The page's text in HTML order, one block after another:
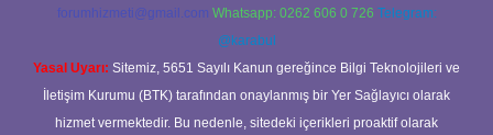
forumhizmeti@gmail.com Whatsapp: 0262 606 0 726 Telegram:
@karabul
Yasal Uyarı: Sitemiz, 5651 Sayılı Kanun gereğince Bilgi Teknolojileri ve
İletişim Kurumu (BTK) tarafından onaylanmış bir Yer Sağlayıcı olarak
hizmet vermektedir. Bu nedenle, sitedeki içerikleri proaktif olarak